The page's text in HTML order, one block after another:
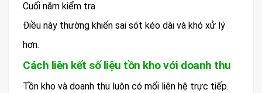
Cuối năm kiểm tra
Điều này thường khiến sai sót kéo dài và khó xử lý
hơn.
Cách liên kết số liệu tồn kho với doanh thu
Tồn kho và doanh thu luôn có mối liên hệ trực tiếp.